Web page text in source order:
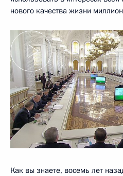
нового качества жизни
Как вы знаете, восемь лет